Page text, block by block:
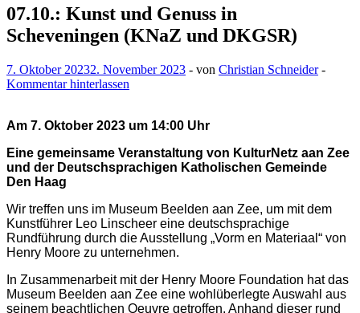
07.10.: Kunst und Genuss in
Scheveningen (KNaZ und DKGSR)
7. Oktober 20232. November 2023 - von Christian Schneider-
Kommentar hinterlassen
Am 7. Oktober 2023 um 14:00 Uhr
Eine gemeinsame Veranstaltung von KulturNetz aan Zee
und der Deutschsprachigen Katholischen Gemeinde
Den Haag
Wir treffen uns im Museum Beelden aan Zee, um mit dem
Kunstführer Leo Linscheer eine deutschsprachige
Rundführung durch die Ausstellung „Vorm en Materiaal“ von
Henry Moore zu unternehmen.
In Zusammenarbeit mit der Henry Moore Foundation hat das
Museum Beelden aan Zee eine wohlüberlegte Auswahl aus
seinem beachtlichen Oeuvre getroffen. Anhand dieser rund